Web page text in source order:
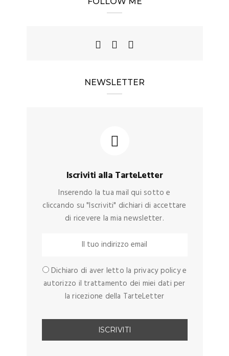
NEWSLETTER
Iscriviti alla TarteLetter
Inserendo la tua mail qui sotto e
cliccando su "Iscriviti" dichiari di accettare
di ricevere la mia newsletter.
Dichiaro di aver letto la privacy policy e
autorizzo il trattamento dei miei dati per
la ricezione della TarteLetter